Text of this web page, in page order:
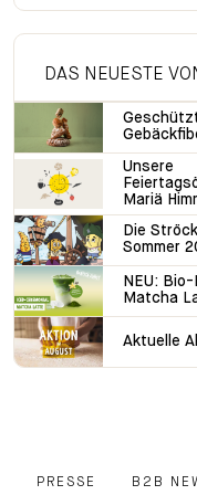
DAS NEUESTE
Unsere
Mariä
Die
Sommer
NEU:
Matcha
Aktuelle
PRESSE B2B